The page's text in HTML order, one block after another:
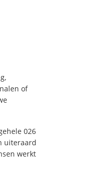
of
026
uiteraard
werkt